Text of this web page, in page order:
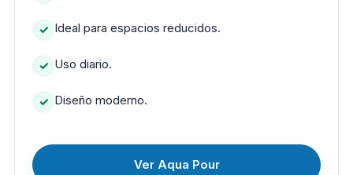
Ideal para espacios reducidos.
Uso diario.
Diseño moderno.
Ver Aqua Pour